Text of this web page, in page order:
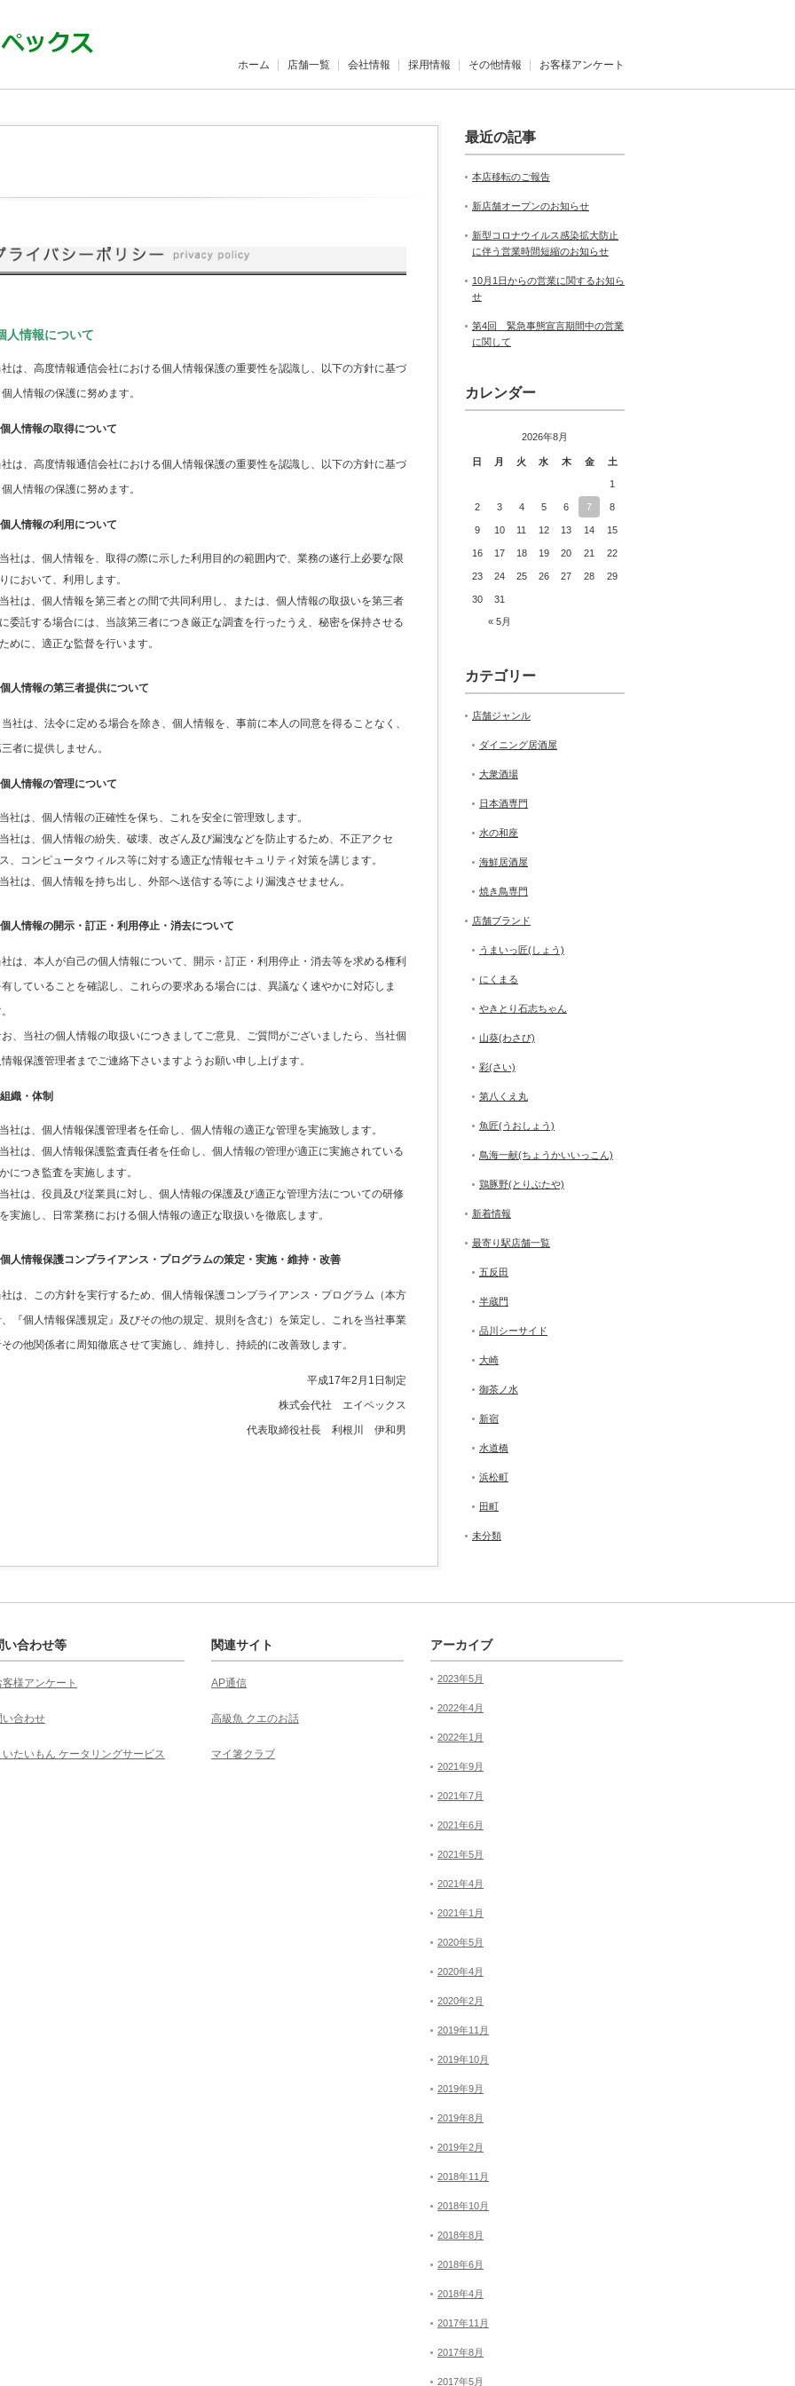
ホーム 店舗一覧 会社情報 採用情報 その他情報 お客様アンケート
人情報について
は、高度情報通信会社における個人情報保護の重要性を認識し、以下の方針に基づ
人情報の保護に努めます。
人情報の取得について
は、高度情報通信会社における個人情報保護の重要性を認識し、以下の方針に基づ
人情報の保護に努めます。
人情報の利用について
当社は、個人情報を、取得の際に示した利用目的の範囲内で、業務の遂行上必要な限
りにおいて、利用します。
当社は、個人情報を第三者との間で共同利用し、または、個人情報の取扱いを第三者
に委託する場合には、当該第三者につき厳正な調査を行ったうえ、秘密を保持させる
ために、適正な監督を行います。
人情報の第三者提供について
社は、法令に定める場合を除き、個人情報を、事前に本人の同意を得ることなく、
者に提供しません。
人情報の管理について
当社は、個人情報の正確性を保ち、これを安全に管理致します。
当社は、個人情報の紛失、破壊、改ざん及び漏洩などを防止するため、不正アクセ
ス、コンピュータウィルス等に対する適正な情報セキュリティ対策を講じます。
当社は、個人情報を持ち出し、外部へ送信する等により漏洩させません。
人情報の開示・訂正・利用停止・消去について
は、本人が自己の個人情報について、開示・訂正・利用停止・消去等を求める権利
していることを確認し、これらの要求ある場合には、異議なく速やかに対応しま
、当社の個人情報の取扱いにつきましてご意見、ご質問がございましたら、当社個
報保護管理者までご連絡下さいますようお願い申し上げます。
織・体制
当社は、個人情報保護管理者を任命し、個人情報の適正な管理を実施致します。
当社は、個人情報保護監査責任者を任命し、個人情報の管理が適正に実施されている
かにつき監査を実施します。
当社は、役員及び従業員に対し、個人情報の保護及び適正な管理方法についての研修
を実施し、日常業務における個人情報の適正な取扱いを徹底します。
人情報保護コンプライアンス・プログラムの策定・実施・維持・改善
は、この方針を実行するため、個人情報保護コンプライアンス・プログラム（本方
『個人情報保護規定』及びその他の規定、規則を含む）を策定し、これを当社事業
の他関係者に周知徹底させて実施し、維持し、持続的に改善致します。
平成17年2月1日制定
株式会代社 エイペックス
代表取締役社長 利根川 伊和男
最近の記事
本店移転のご報告
新店舗オープンのお知らせ
新型コロナウイルス感染拡大防止
に伴う営業時間短縮のお知らせ
10月1日からの営業に関するお知ら
せ
第4回 緊急事態宣言期間中の営業
に関して
カレンダー
2026年8月
日 月 火 水 木 金 土
« 5月
1
2 3 4 5 6 7 8
9 10 11 12 13 14 15
16 17 18 19 20 21 22
23 24 25 26 27 28 29
30 31
カテゴリー
店舗ジャンル
ダイニング居酒屋
大衆酒場
日本酒専門
水の和座
海鮮居酒屋
焼き鳥専門
店舗ブランド
うまいっ匠(しょう)
にくまる
やきとり石志ちゃん
山葵(わさび)
彩(さい)
第八くえ丸
魚匠(うおしょう)
鳥海一献(ちょうかいいっこん)
鶏豚野(とりぶたや)
新着情報
最寄り駅店舗一覧
五反田
半蔵門
品川シーサイド
大崎
御茶ノ水
新宿
水道橋
浜松町
田町
未分類
い合わせ等
客様アンケート
い合わせ
いたいもん ケータリングサービス
関連サイト
AP通信
高級魚 クエのお話
マイ箸クラブ
アーカイブ
2023年5月
2022年4月
2022年1月
2021年9月
2021年7月
2021年6月
2021年5月
2021年4月
2021年1月
2020年5月
2020年4月
2020年2月
2019年11月
2019年10月
2019年9月
2019年8月
2019年2月
2018年11月
2018年10月
2018年8月
2018年6月
2018年4月
2017年11月
2017年8月
2017年5月